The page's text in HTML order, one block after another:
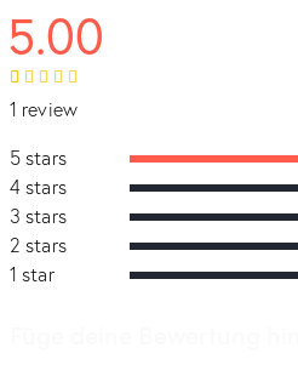
5.00
Bewertet
mit5.00
basierend
auf
1
Kundenbewertung
1 review
5 stars
4 stars
3 stars
2 stars
1 star